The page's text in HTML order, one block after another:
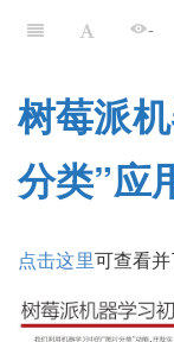
-
树莓派
分类”应
点击这里可查看